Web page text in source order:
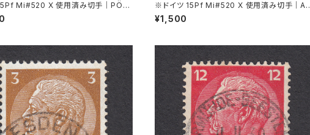
Mi#520 X 使用済み切手｜PÖS
22.9.1936
※ドイツ 15Pf Mi#520 X 使用済み切手｜AL
PIRSBACH 19.JUL.1940
¥1,500